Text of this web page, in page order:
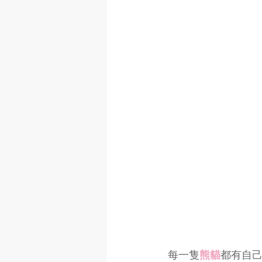
每一隻熊貓都有自